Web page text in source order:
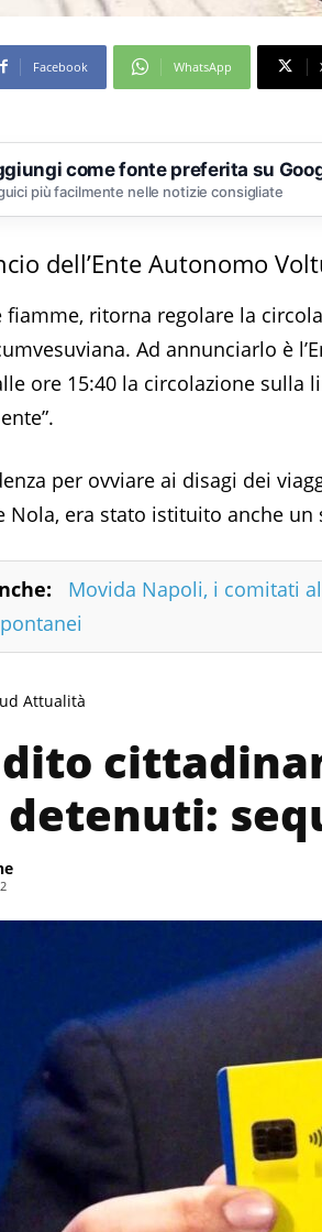
Facebook WhatsApp
come fonte preferita su
più facilmente nelle notizie consigliate
dell’Ente Autonomo
fiamme, ritorna regolare la
Ad annunciarlo è
ore 15:40 la circolazione sulla
per ovviare ai disagi dei
Nola, era stato istituito anche
Movida Napoli, i comitati
Attualità
detenuti: